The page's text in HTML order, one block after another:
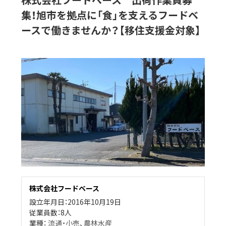
集！旭市を拠点に「食」を支えるフードベ
ースで働きませんか？【移住支援金対象】
株式会社フードベース
設立年月日：2016年10月19日
従業員数：8人
業種：流通・小売、 農林水産